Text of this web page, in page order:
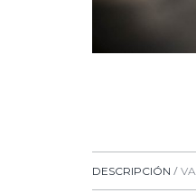
DESCRIPCIÓN